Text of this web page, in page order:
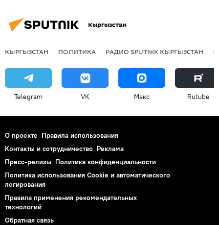
Кыргызстан
КЫРГЫЗСТАН ПОЛИТИКА РАДИО SPUTNIK КЫРГЫЗСТАН
Telegram VK Макс Rutube
О проекте Правила использования
Контакты и сотрудничество Реклама
Пресс-релизы Политика конфиденциальности
Политика использования Cookie и автоматического
логирования
Правила применения рекомендательных
технологий
Обратная связь